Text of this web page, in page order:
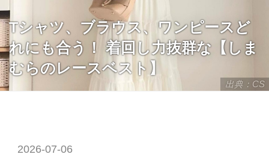
出典：CS
Tシャツ、ブラウス、ワンピースど
れにも合う！ 着回し力抜群な【しま
むらのレースベスト】
2026-07-06